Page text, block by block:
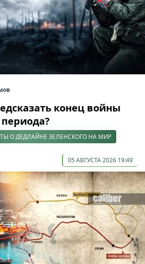
конец войны
О ДЕДЛАЙНЕ ЗЕЛЕНСКОГО НА МИР
05 АВГУСТА 2026 19:49